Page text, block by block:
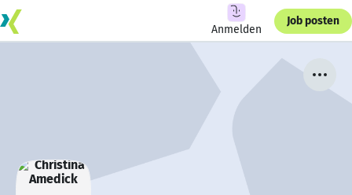
Anmelden
Job posten